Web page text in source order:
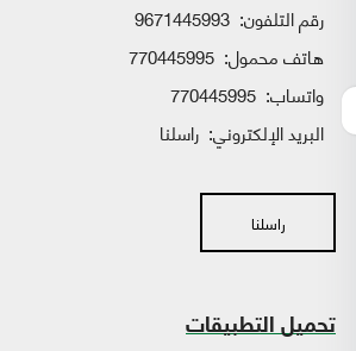
رقم التلفون: 9671445993
هاتف محمول: 770445995
واتساب:
البريد الإلكتروني: راسلنا
راسلنا
تحميل التطبيقات